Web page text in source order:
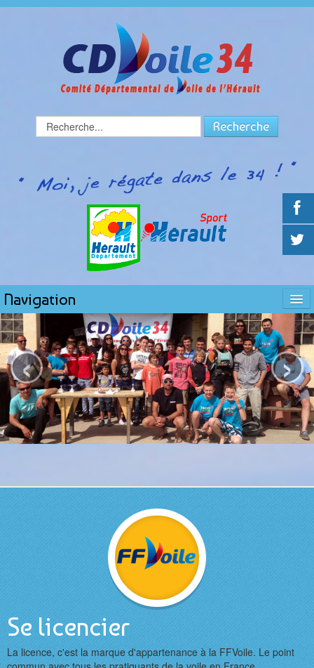
Rechercher Recherche
Navigation
ACCUEIL
CDV 34
Présentation
L'équipe
VOILE LÉGÈRE
Réglement Challenge
Le calendrier
INSCRIPTIONS
Résultats
Photos des régates
‹ ›
Se licencier
La licence, c'est la marque d'appartenance à la FFVoile. Le point